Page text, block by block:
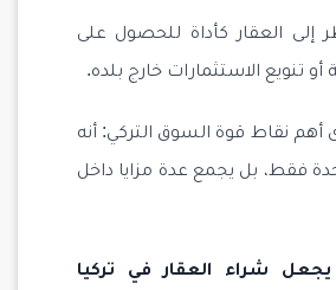
إلى العقار كأداة للحصول على
أو تنويع الاستثمارات خارج بلده.
أهم نقاط قوة السوق التركي: أنه
فقط، بل يجمع عدة مزايا داخل
شراء العقار في تركيا